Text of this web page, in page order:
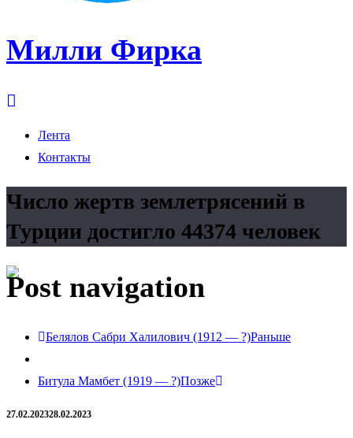
Милли Фирка
Лента
Контакты
Число жертв землетрясений в
Турции достигло 44374 человек
Post navigation
Белялов Сабри Халилович (1912 — ?)Раньше
Битула Мамбет (1919 — ?)Позже
27.02.202328.02.2023